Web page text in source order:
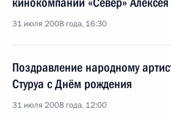
31 июля 2008 года, 16:30
Поздравление народному
Стуруа с Днём рождения
31 июля 2008 года, 12:00